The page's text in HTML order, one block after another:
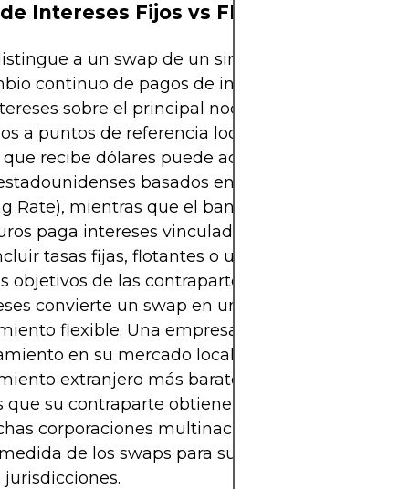
Intereses Fijos vs Flotantes
a un swap de un simple préstamo es el
continuo de pagos de intereses. Cada parte
sobre el principal nocional recibido,
a puntos de referencia locales. Por ejemplo, el
recibe dólares puede acordar pagar
basados en SOFR (Secured
Rate), mientras que el banco estadounidense
paga intereses vinculados a EURIBOR. La
tasas fijas, flotantes o una combinación de
objetivos de las contrapartes. Este intercambio
convierte un swap en una herramienta de
flexible. Una empresa que encuentra
en su mercado local puede acceder a
extranjero más barato mediante un swap,
que su contraparte obtiene el beneficio
corporaciones multinacionales y bancos
de los swaps para suavizar su costo de